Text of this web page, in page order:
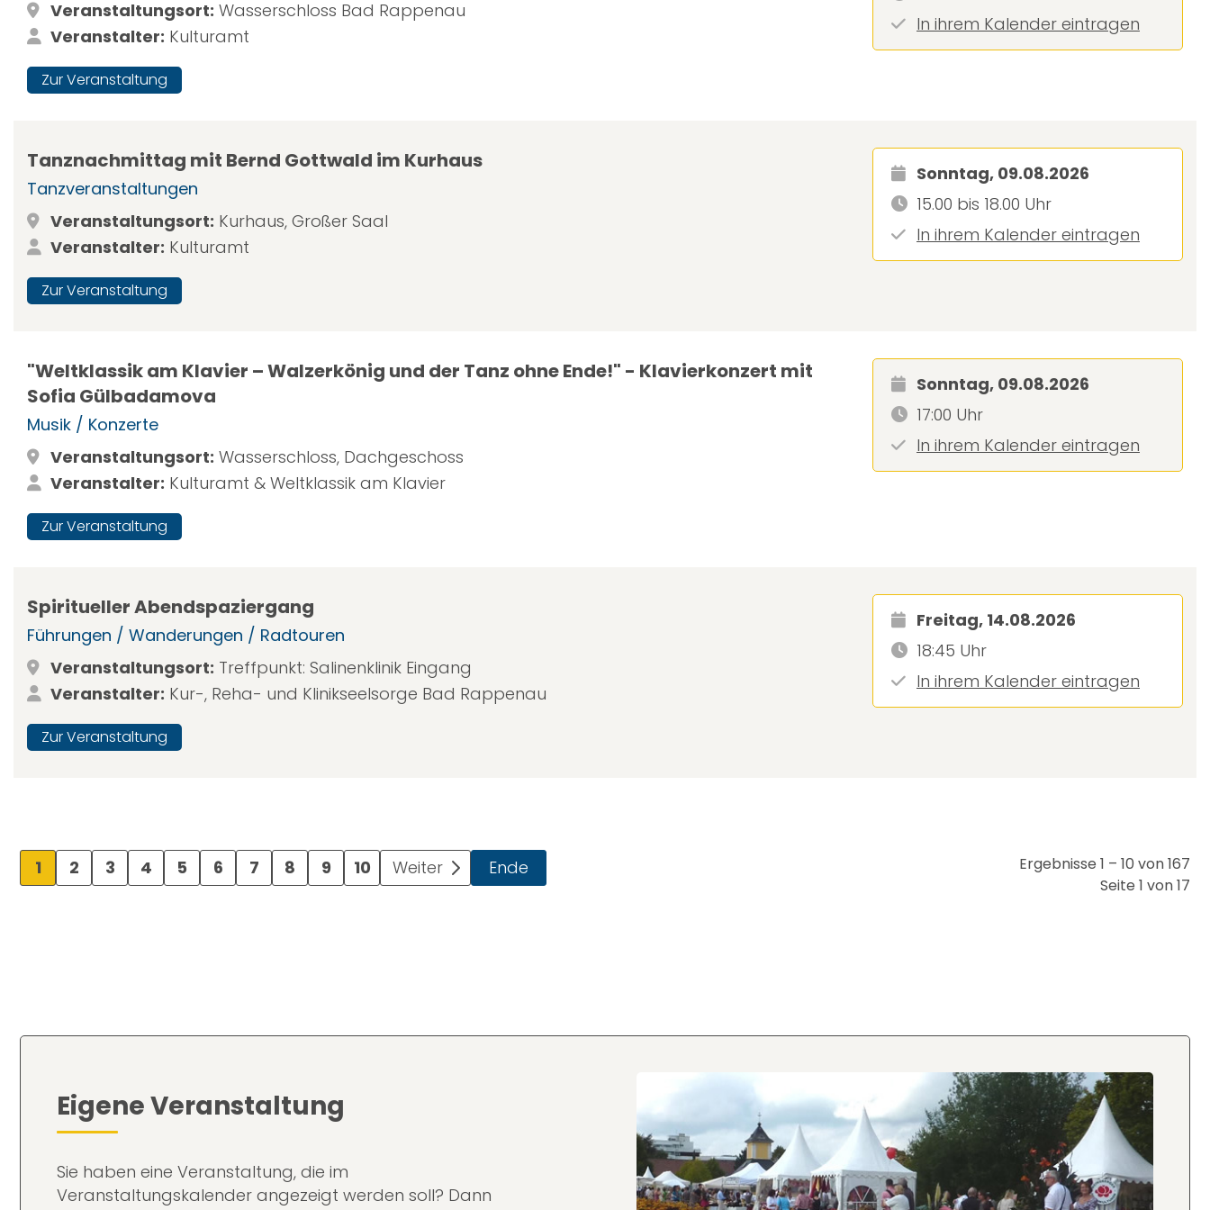
Veranstaltungsort: Wasserschloss Bad Rappenau
Veranstalter: Kulturamt
Zur Veranstaltung
In ihrem Kalender eintragen
Tanznachmittag mit Bernd Gottwald im Kurhaus
Tanzveranstaltungen
Veranstaltungsort: Kurhaus, Großer Saal
Veranstalter: Kulturamt
Zur Veranstaltung
Sonntag, 09.08.2026
15.00 bis 18.00 Uhr
In ihrem Kalender eintragen
"Weltklassik am Klavier – Walzerkönig und der Tanz ohne Ende!" - Klavierkonzert mit
Sofia Gülbadamova
Musik / Konzerte
Veranstaltungsort: Wasserschloss, Dachgeschoss
Veranstalter: Kulturamt & Weltklassik am Klavier
Zur Veranstaltung
Sonntag, 09.08.2026
17:00 Uhr
In ihrem Kalender eintragen
Spiritueller Abendspaziergang
Führungen / Wanderungen / Radtouren
Veranstaltungsort: Treffpunkt: Salinenklinik Eingang
Veranstalter: Kur-, Reha- und Klinikseelsorge Bad Rappenau
Zur Veranstaltung
Freitag, 14.08.2026
18:45 Uhr
In ihrem Kalender eintragen
1 2 3 4 5 6 7 8 9 10 Weiter Ende
Ergebnisse 1 – 10 von 167
Seite 1 von 17
Eigene Veranstaltung
Sie haben eine Veranstaltung, die im
Veranstaltungskalender angezeigt werden soll? Dann